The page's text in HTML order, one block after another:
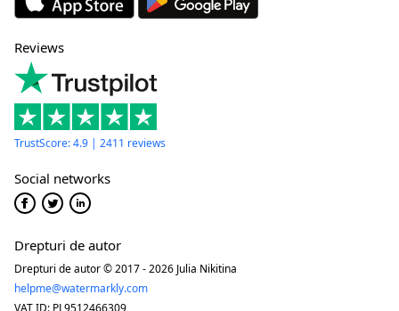
Reviews
TrustScore: 4.9 | 2411 reviews
Social networks
Drepturi de autor
Drepturi de autor © 2017 - 2026 Julia Nikitina
helpme@watermarkly.com